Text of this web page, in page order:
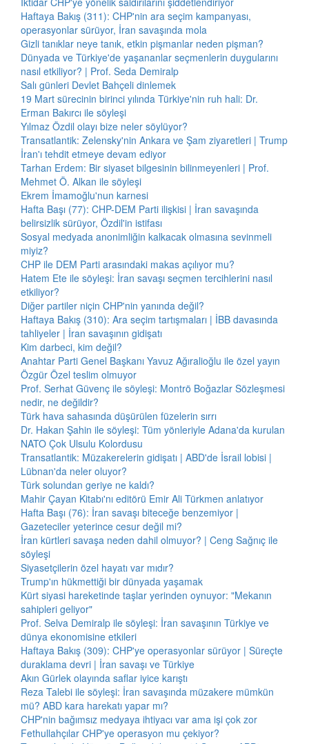
Haftaya Bakış (311): CHP'nin ara seçim kampanyası,
operasyonlar sürüyor, İran savaşında mola
Gizli tanıklar neye tanık, etkin pişmanlar neden pişman?
Dünyada ve Türkiye'de yaşananlar seçmenlerin duygularını
nasıl etkiliyor? | Prof. Seda Demiralp
Salı günleri Devlet Bahçeli dinlemek
19 Mart sürecinin birinci yılında Türkiye'nin ruh hali: Dr.
Erman Bakırcı ile söyleşi
Yılmaz Özdil olayı bize neler söylüyor?
Transatlantik: Zelensky'nin Ankara ve Şam ziyaretleri | Trump
İran'ı tehdit etmeye devam ediyor
Tarhan Erdem: Bir siyaset bilgesinin bilinmeyenleri | Prof.
Mehmet Ö. Alkan ile söyleşi
Ekrem İmamoğlu'nun karnesi
Hafta Başı (77): CHP-DEM Parti ilişkisi | İran savaşında
belirsizlik sürüyor, Özdil'in istifası
Sosyal medyada anonimliğin kalkacak olmasına sevinmeli
miyiz?
CHP ile DEM Parti arasındaki makas açılıyor mu?
Hatem Ete ile söyleşi: İran savaşı seçmen tercihlerini nasıl
etkiliyor?
Diğer partiler niçin CHP'nin yanında değil?
Haftaya Bakış (310): Ara seçim tartışmaları | İBB davasında
tahliyeler | İran savaşının gidişatı
Kim darbeci, kim değil?
Anahtar Parti Genel Başkanı Yavuz Ağıralioğlu ile özel yayın
Özgür Özel teslim olmuyor
Prof. Serhat Güvenç ile söyleşi: Montrö Boğazlar Sözleşmesi
nedir, ne değildir?
Türk hava sahasında düşürülen füzelerin sırrı
Dr. Hakan Şahin ile söyleşi: Tüm yönleriyle Adana'da kurulan
NATO Çok Ulsulu Kolordusu
Transatlantik: Müzakerelerin gidişatı | ABD'de İsrail lobisi |
Lübnan'da neler oluyor?
Türk solundan geriye ne kaldı?
Mahir Çayan Kitabı'nı editörü Emir Ali Türkmen anlatıyor
Hafta Başı (76): İran savaşı biteceğe benzemiyor |
Gazeteciler yeterince cesur değil mi?
İran kürtleri savaşa neden dahil olmuyor? | Ceng Sağnıç ile
söyleşi
Siyasetçilerin özel hayatı var mıdır?
Trump'ın hükmettiği bir dünyada yaşamak
Kürt siyasi hareketinde taşlar yerinden oynuyor: "Mekanın
sahipleri geliyor"
Prof. Selva Demiralp ile söyleşi: İran savaşının Türkiye ve
dünya ekonomisine etkileri
Haftaya Bakış (309): CHP'ye operasyonlar sürüyor | Süreçte
duraklama devri | İran savaşı ve Türkiye
Akın Gürlek olayında saflar iyice karıştı
Reza Talebi ile söyleşi: İran savaşında müzakere mümkün
mü? ABD kara harekatı yapar mı?
CHP'nin bağımsız medyaya ihtiyacı var ama işi çok zor
Fethullahçılar CHP'ye operasyon mu çekiyor?